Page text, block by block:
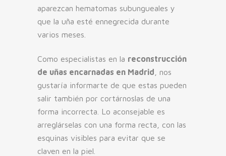
aparezcan hematomas subungueales y
que la uña esté ennegrecida durante
varios meses.
Como especialistas en la reconstrucción
de uñas encarnadas en Madrid , nos
gustaría informarte de que estas pueden
salir también por cortárnoslas de una
forma incorrecta. Lo aconsejable es
arreglárselas con una forma recta, con las
esquinas visibles para evitar que se
claven en la piel.